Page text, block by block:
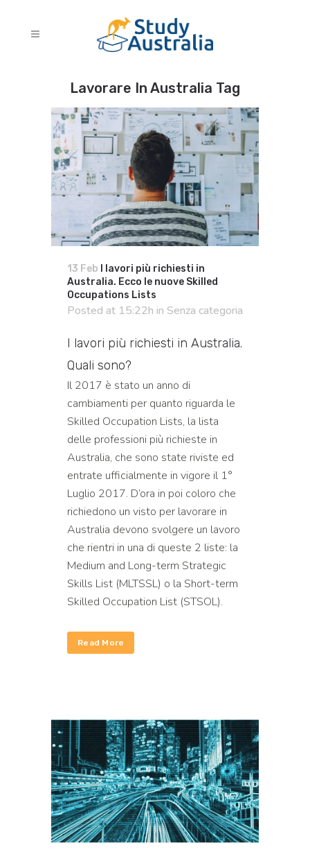
Lavorare In Australia Tag
13 Feb
I lavori più richiesti in
Australia. Ecco le nuove Skilled
Occupations Lists
Posted at 15:22h in Senza categoria
I lavori più richiesti in Australia.
Quali sono?
Il 2017 è stato un anno di
cambiamenti per quanto riguarda le
Skilled Occupation Lists, la lista
delle professioni più richieste in
Australia, che sono state riviste ed
entrate ufficialmente in vigore il 1°
Luglio 2017. D’ora in poi coloro che
richiedono un visto per lavorare in
Australia devono svolgere un lavoro
che rientri in una di queste 2 liste: la
Medium and Long-term Strategic
Skills List (MLTSSL) o la Short-term
Skilled Occupation List (STSOL).
Read More